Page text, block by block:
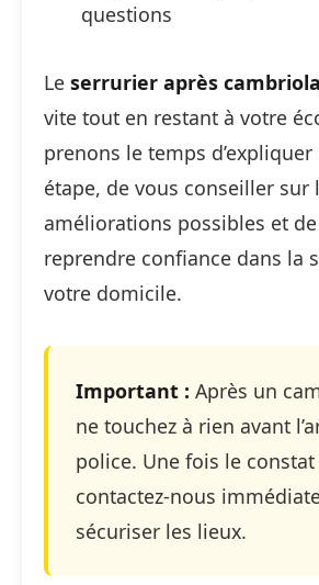
questions
Le serrurier après
vite tout en restant à votre
prenons le temps
étape, de vous conseiller sur
améliorations possibles et
reprendre confiance dans la
votre domicile.
Important : Après un
ne touchez à rien avant
police. Une fois le
contactez-nous
sécuriser les lieux.